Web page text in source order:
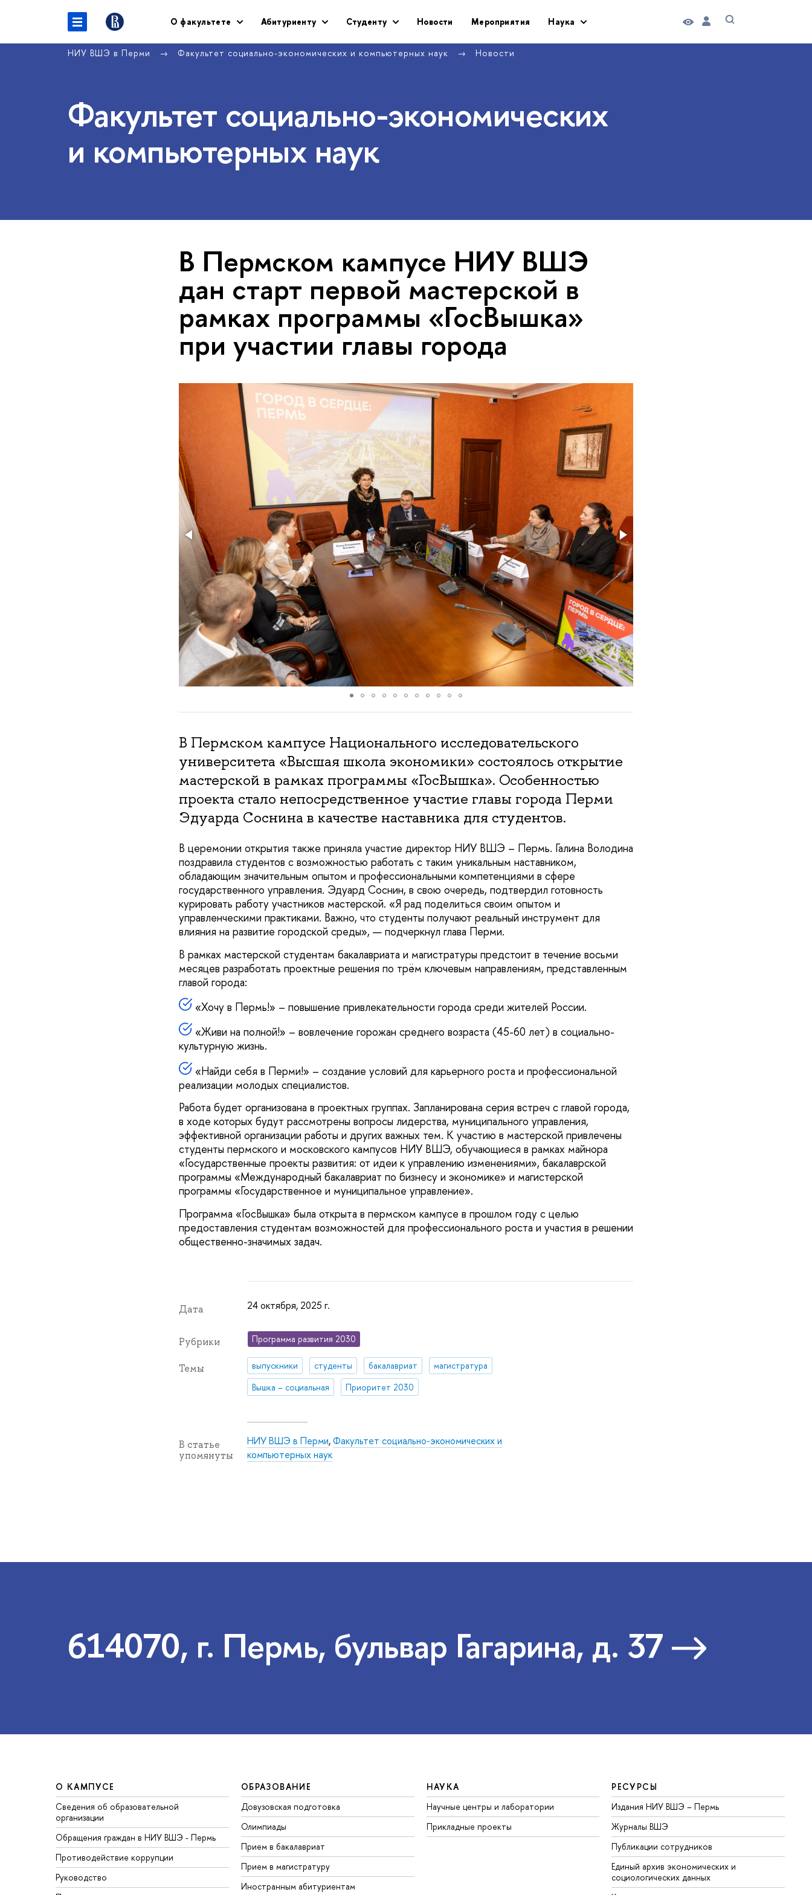
О факультете Абитуриенту Студенту Новости Мероприятия Наука
НИУ ВШЭ в Перми Факультет социально-экономических и компьютерных наук Новости
Факультет социально-экономических
и компьютерных наук
В Пермском кампусе НИУ ВШЭ
дан старт первой мастерской в
рамках программы «ГосВышка»
при участии главы города
В Пермском кампусе Национального исследовательского
университета «Высшая школа экономики» состоялось открытие
мастерской в рамках программы «ГосВышка». Особенностью
проекта стало непосредственное участие главы города Перми
Эдуарда Соснина в качестве наставника для студентов.
В церемонии открытия также приняла участие директор НИУ ВШЭ – Пермь. Галина Володина
поздравила студентов с возможностью работать с таким уникальным наставником,
обладающим значительным опытом и профессиональными компетенциями в сфере
государственного управления. Эдуард Соснин, в свою очередь, подтвердил готовность
курировать работу участников мастерской. «Я рад поделиться своим опытом и
управленческими практиками. Важно, что студенты получают реальный инструмент для
влияния на развитие городской среды», — подчеркнул глава Перми.
В рамках мастерской студентам бакалавриата и магистратуры предстоит в течение восьми
месяцев разработать проектные решения по трём ключевым направлениям, представленным
главой города:
«Хочу в Пермь!» – повышение привлекательности города среди жителей России.
«Живи на полной!» – вовлечение горожан среднего возраста (45-60 лет) в социально-
культурную жизнь.
«Найди себя в Перми!» – создание условий для карьерного роста и профессиональной
реализации молодых специалистов.
Работа будет организована в проектных группах. Запланирована серия встреч с главой города,
в ходе которых будут рассмотрены вопросы лидерства, муниципального управления,
эффективной организации работы и других важных тем. К участию в мастерской привлечены
студенты пермского и московского кампусов НИУ ВШЭ, обучающиеся в рамках майнора
«Государственные проекты развития: от идеи к управлению изменениями», бакалаврской
программы «Международный бакалавриат по бизнесу и экономике» и магистерской
программы «Государственное и муниципальное управление».
Программа «ГосВышка» была открыта в пермском кампусе в прошлом году с целью
предоставления студентам возможностей для профессионального роста и участия в решении
общественно-значимых задач.
Дата 24 октября, 2025 г.
Рубрики Программа развития 2030
Темы выпускники студенты бакалавриат
магистратура
Вышка – социальная
Приоритет 2030
В статье
упомянуты
НИУ ВШЭ в Перми,Факультет социально-экономических и
компьютерных наук
614070, г. Пермь, бульвар Гагарина, д. 37
О КАМПУСЕ
Сведения об образовательной
организации
Обращения граждан в НИУ ВШЭ - Пермь
Противодействие коррупции
Руководство
ОБРАЗОВАНИЕ
Довузовская подготовка
Олимпиады
Прием в бакалавриат
Прием в магистратуру
Иностранным абитуриентам
НАУКА
Научные центры и лаборатории
Прикладные проекты
РЕСУРСЫ
Издания НИУ ВШЭ ­– Пермь
Журналы ВШЭ
Публикации сотрудников
Единый архив экономических и
социологических данных